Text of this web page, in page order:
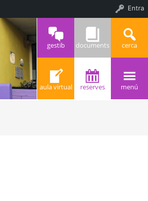
gestib documents cerca
aula virtual reserves menú
Entra